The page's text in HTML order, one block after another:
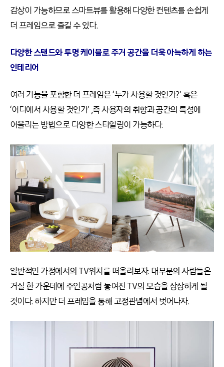
감상이 가능하므로 스마트뷰를 활용해 다양한 컨텐츠를 손쉽게
더 프레임으로 즐길 수 있다.
다양한 스탠드와 투명 케이블로 주거 공간을 더욱 아늑하게 하는
인테리어
여러 기능을 포함한 더 프레임은 ‘누가 사용할 것인가?’ 혹은
‘어디에서 사용할 것인가’ ,즉 사용자의 취향과 공간의 특성에
어울리는 방법으로 다양한 스타일링이 가능하다.
일반적인 가정에서의 TV위치를 떠올려보자. 대부분의 사람들은
거실 한 가운데에 주인공처럼 놓여진 TV의 모습을 상상하게 될
것이다. 하지만 더 프레임을 통해 고정관념에서 벗어나자.